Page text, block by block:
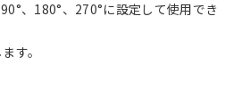
、180°、270°に設定して使用でき
す。